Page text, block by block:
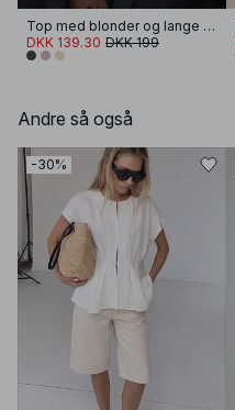
Top med blonder og lange ærmer
DKK 139.30 DKK 199
Andre så også
-30%